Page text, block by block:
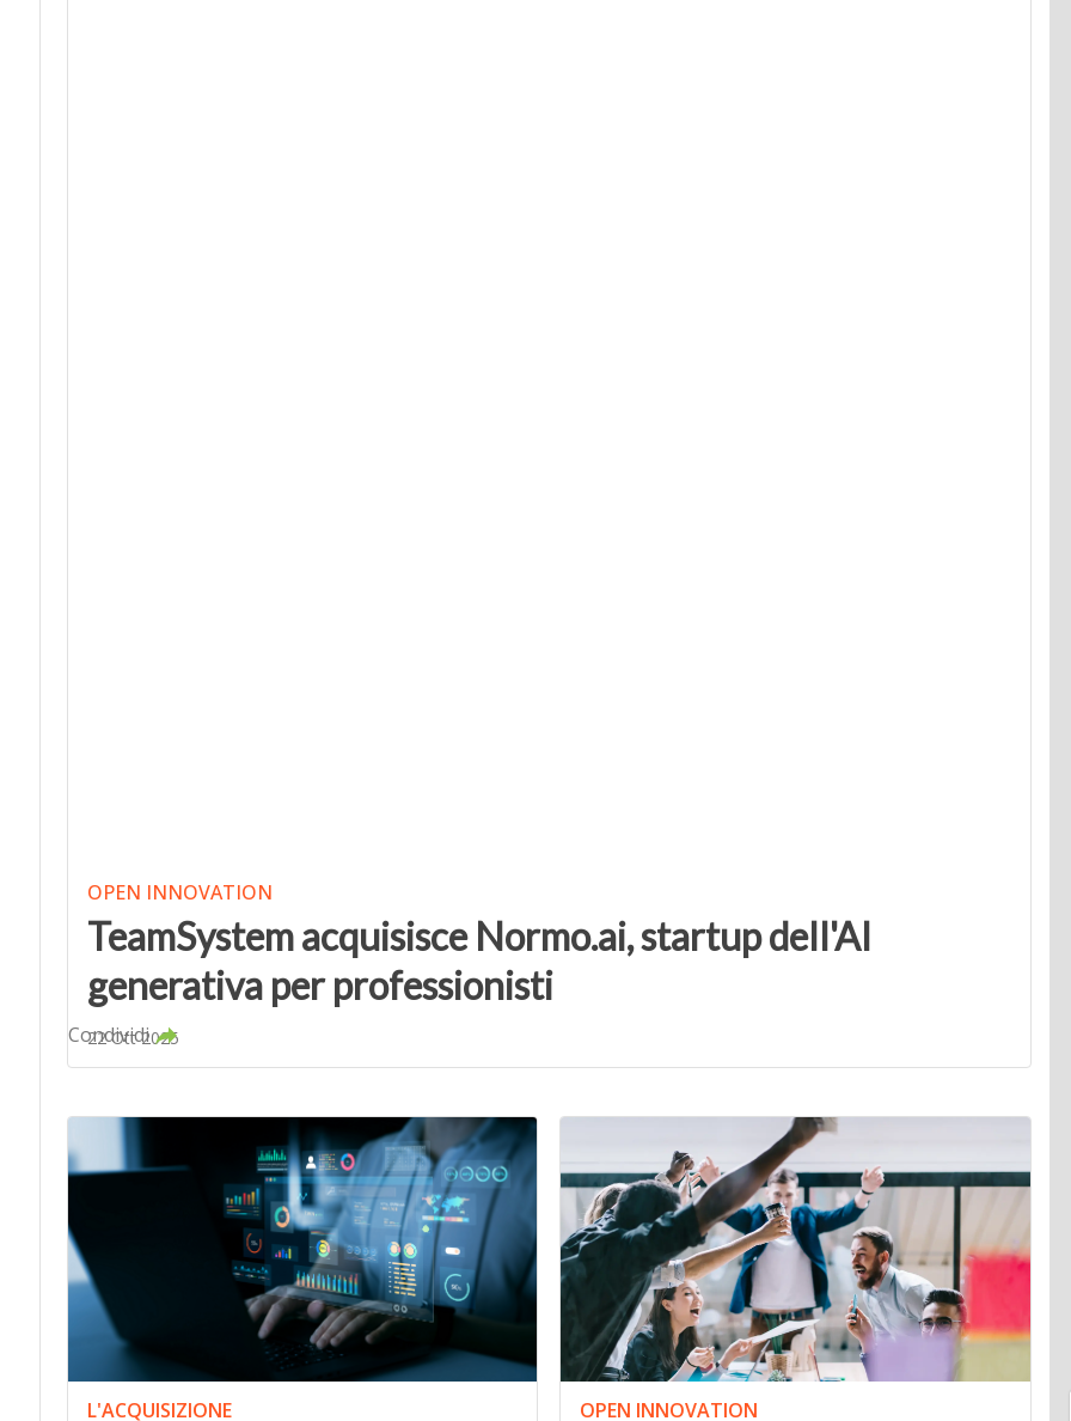
OPEN INNOVATION
TeamSystem acquisisce Normo.ai, startup dell'AI
generativa per professionisti
22 Ott 2025
Condividi
L'ACQUISIZIONE OPEN INNOVATION